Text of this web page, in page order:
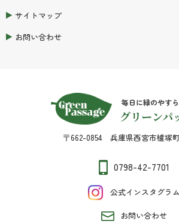
サイトマップ
お問い合わせ
毎日に緑のやす
グリーンパ
〒662-0854 兵庫県西宮市櫨塚
0798-42-7701
公式インスタグラム
お問い合わせ